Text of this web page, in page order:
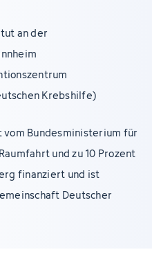
an der
Krebshilfe)
vom Bundesministerium für
und zu 10 Prozent
finanziert und ist
Deutscher